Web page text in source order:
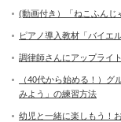
(動画付き）「ねこふんじ
ピアノ導入教材「バイ
調律師さんにアップライ
（40代から始める！）
みよう」の練習方法
幼児と一緒に楽しもう！